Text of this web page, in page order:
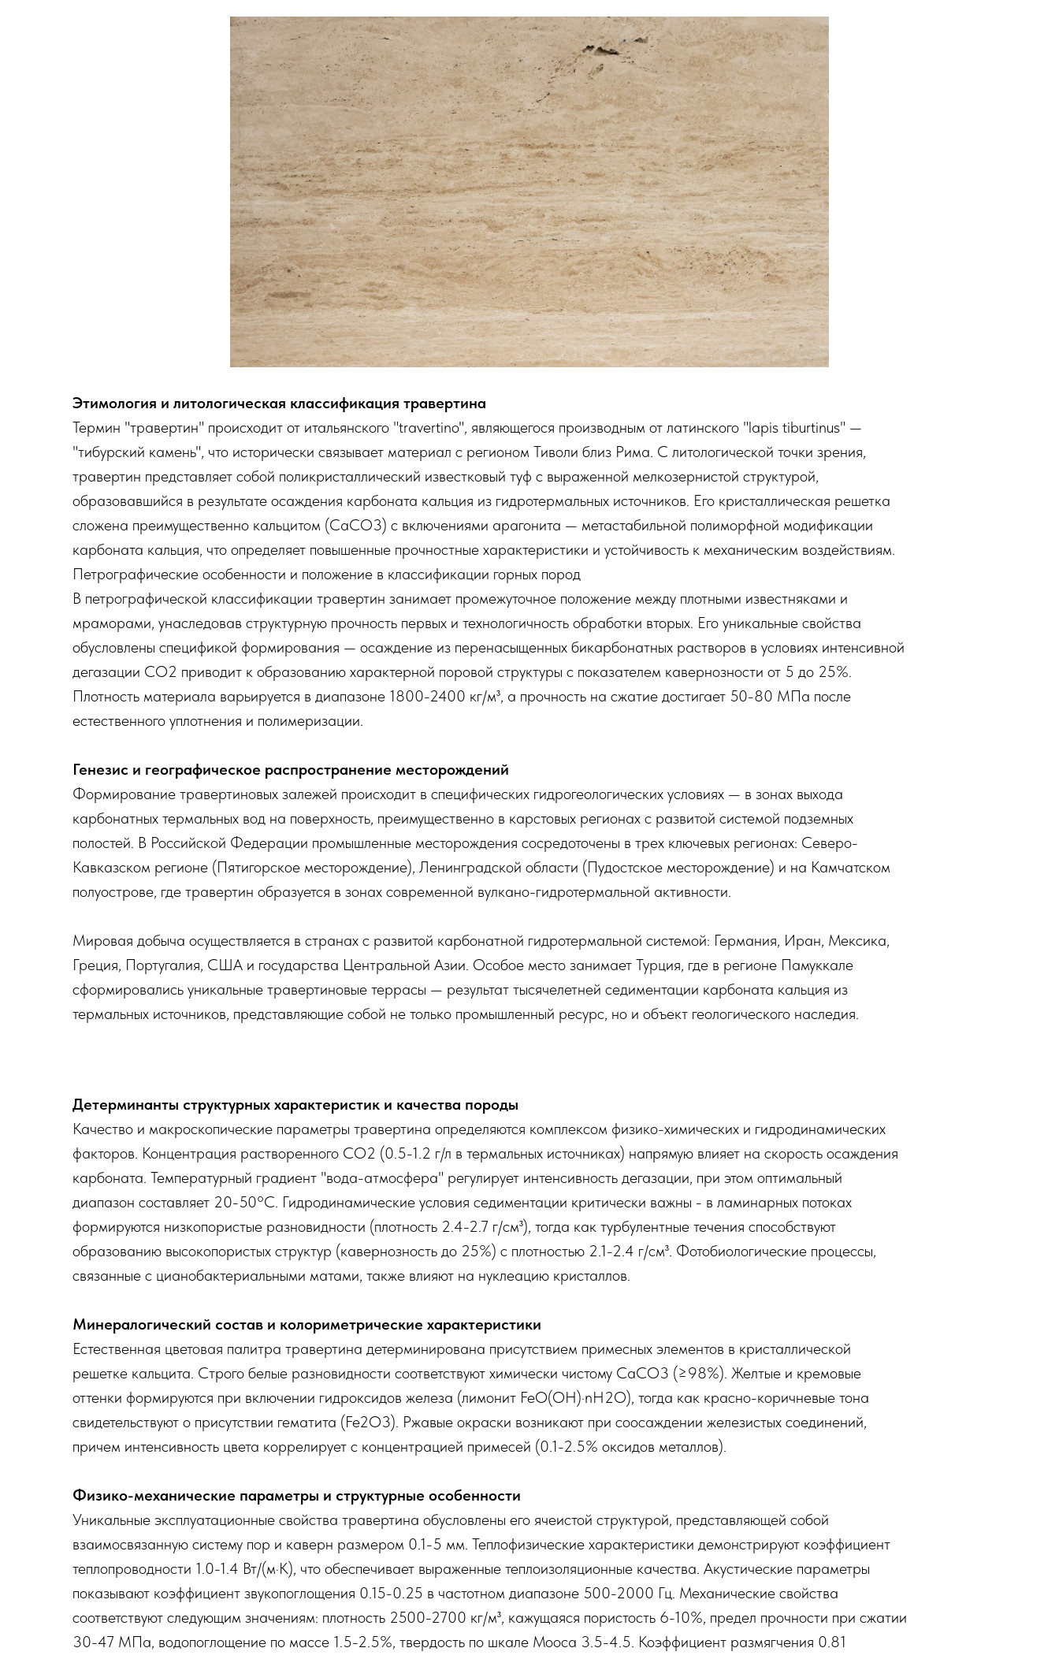
Этимология и литологическая классификация травертина
Термин "травертин" происходит от итальянского "travertino", являющегося производным от латинского "lapis tiburtinus" —
"тибурский камень", что исторически связывает материал с регионом Тиволи близ Рима. С литологической точки зрения,
травертин представляет собой поликристаллический известковый туф с выраженной мелкозернистой структурой,
образовавшийся в результате осаждения карбоната кальция из гидротермальных источников. Его кристаллическая решетка
сложена преимущественно кальцитом (CaCO3) с включениями арагонита — метастабильной полиморфной модификации
карбоната кальция, что определяет повышенные прочностные характеристики и устойчивость к механическим воздействиям.
Петрографические особенности и положение в классификации горных пород
В петрографической классификации травертин занимает промежуточное положение между плотными известняками и
мраморами, унаследовав структурную прочность первых и технологичность обработки вторых. Его уникальные свойства
обусловлены спецификой формирования — осаждение из перенасыщенных бикарбонатных растворов в условиях интенсивной
дегазации CO2 приводит к образованию характерной поровой структуры с показателем кавернозности от 5 до 25%.
Плотность материала варьируется в диапазоне 1800-2400 кг/м³, а прочность на сжатие достигает 50-80 МПа после
естественного уплотнения и полимеризации.
Генезис и географическое распространение месторождений
Формирование травертиновых залежей происходит в специфических гидрогеологических условиях — в зонах выхода
карбонатных термальных вод на поверхность, преимущественно в карстовых регионах с развитой системой подземных
полостей. В Российской Федерации промышленные месторождения сосредоточены в трех ключевых регионах: Северо-
Кавказском регионе (Пятигорское месторождение), Ленинградской области (Пудостское месторождение) и на Камчатском
полуострове, где травертин образуется в зонах современной вулкано-гидротермальной активности.
Мировая добыча осуществляется в странах с развитой карбонатной гидротермальной системой: Германия, Иран, Мексика,
Греция, Португалия, США и государства Центральной Азии. Особое место занимает Турция, где в регионе Памуккале
сформировались уникальные травертиновые террасы — результат тысячелетней седиментации карбоната кальция из
термальных источников, представляющие собой не только промышленный ресурс, но и объект геологического наследия.
Детерминанты структурных характеристик и качества породы
Качество и макроскопические параметры травертина определяются комплексом физико-химических и гидродинамических
факторов. Концентрация растворенного CO2 (0.5-1.2 г/л в термальных источниках) напрямую влияет на скорость осаждения
карбоната. Температурный градиент "вода-атмосфера" регулирует интенсивность дегазации, при этом оптимальный
диапазон составляет 20-50°C. Гидродинамические условия седиментации критически важны - в ламинарных потоках
формируются низкопористые разновидности (плотность 2.4-2.7 г/см³), тогда как турбулентные течения способствуют
образованию высокопористых структур (кавернозность до 25%) с плотностью 2.1-2.4 г/см³. Фотобиологические процессы,
связанные с цианобактериальными матами, также влияют на нуклеацию кристаллов.
Минералогический состав и колориметрические характеристики
Естественная цветовая палитра травертина детерминирована присутствием примесных элементов в кристаллической
решетке кальцита. Строго белые разновидности соответствуют химически чистому CaCO3 (≥98%). Желтые и кремовые
оттенки формируются при включении гидроксидов железа (лимонит FeO(OH)·nH2O), тогда как красно-коричневые тона
свидетельствуют о присутствии гематита (Fe2O3). Ржавые окраски возникают при соосаждении железистых соединений,
причем интенсивность цвета коррелирует с концентрацией примесей (0.1-2.5% оксидов металлов).
Физико-механические параметры и структурные особенности
Уникальные эксплуатационные свойства травертина обусловлены его ячеистой структурой, представляющей собой
взаимосвязанную систему пор и каверн размером 0.1-5 мм. Теплофизические характеристики демонстрируют коэффициент
теплопроводности 1.0-1.4 Вт/(м·К), что обеспечивает выраженные теплоизоляционные качества. Акустические параметры
показывают коэффициент звукопоглощения 0.15-0.25 в частотном диапазоне 500-2000 Гц. Механические свойства
соответствуют следующим значениям: плотность 2500-2700 кг/м³, кажущаяся пористость 6-10%, предел прочности при сжатии
30-47 МПа, водопоглощение по массе 1.5-2.5%, твердость по шкале Мооса 3.5-4.5. Коэффициент размягчения 0.81